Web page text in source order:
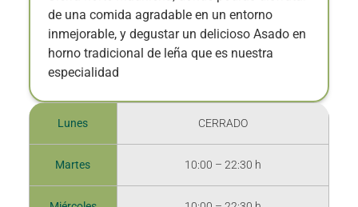
de una comida agradable en un entorno
inmejorable, y degustar un delicioso Asado en
horno tradicional de leña que es nuestra
especialidad
Lunes CERRADO
Martes 10:00 – 22:30 h